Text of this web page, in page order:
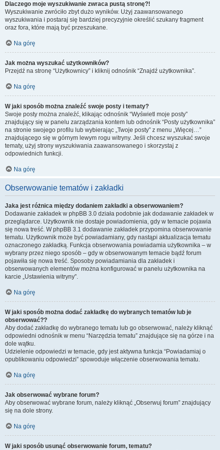
Dlaczego moje wyszukiwanie zwraca pustą stronę?!
Wyszukiwanie zwróciło zbyt dużo wyników. Użyj zaawansowanego
wyszukiwania i postaraj się bardziej precyzyjnie określić szukany fragment
oraz fora, które mają być przeszukane.
Na górę
Jak można wyszukać użytkowników?
Przejdź na stronę “Użytkownicy” i kliknij odnośnik “Znajdź użytkownika”.
Na górę
W jaki sposób można znaleźć swoje posty i tematy?
Swoje posty można znaleźć, klikając odnośnik “Wyświetl moje posty”
znajdujący się w panelu zarządzania kontem lub odnośnik “Posty użytkownika”
na stronie swojego profilu lub wybierając „Twoje posty” z menu „Więcej…”
znajdującego się w górnym lewym rogu witryny. Jeśli chcesz wyszukać swoje
tematy, użyj strony wyszukiwania zaawansowanego i skorzystaj z
odpowiednich funkcji.
Na górę
Obserwowanie tematów i zakładki
Jaka jest różnica między dodaniem zakładki a obserwowaniem?
Dodawanie zakładek w phpBB 3.0 działa podobnie jak dodawanie zakładek w
przeglądarce. Użytkownik nie dostaje powiadomienia, gdy w temacie pojawia
się nowa treść. W phpBB 3.1 dodawanie zakładek przypomina obserwowanie
tematu. Użytkownik może być powiadamiany, gdy nastąpi aktualizacja tematu
oznaczonego zakładką. Funkcja obserwowania powiadamia użytkownika – w
wybrany przez niego sposób – gdy w obserwowanym temacie bądź forum
pojawiła się nowa treść. Sposoby powiadamiania dla zakładek i
obserwowanych elementów można konfigurować w panelu użytkownika na
karcie „Ustawienia witryny”.
Na górę
W jaki sposób można dodać zakładkę do wybranych tematów lub je
obserwować??
Aby dodać zakładkę do wybranego tematu lub go obserwować, należy kliknąć
odpowiedni odnośnik w menu “Narzędzia tematu” znajdujące się na górze i na
dole wątku.
Udzielenie odpowiedzi w temacie, gdy jest aktywna funkcja “Powiadamiaj o
opublikowaniu odpowiedzi” spowoduje włączenie obserwowania tematu.
Na górę
Jak obserwować wybrane forum?
Aby obserwować wybrane forum, należy kliknąć „Obserwuj forum” znajdujący
się na dole strony.
Na górę
W jaki sposób usunąć obserwowanie forum, tematu?